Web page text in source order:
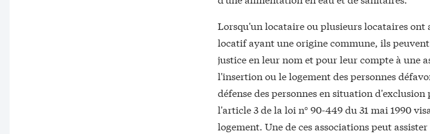
Lorsqu'un locataire ou plusieurs locataires
locatif ayant une origine commune, ils
justice en leur nom et pour leur compte à une
l'insertion ou le logement des personnes
défense des personnes en situation
l'article 3 de la loi n° 90-449 du 31 mai 1990
logement. Une de ces associations peut